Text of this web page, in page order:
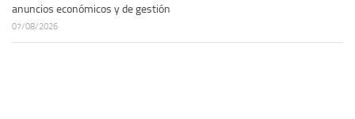
anuncios económicos y de gestión
07/08/2026